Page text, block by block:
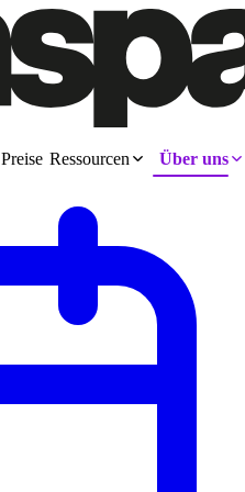
Preise Ressourcen Über uns